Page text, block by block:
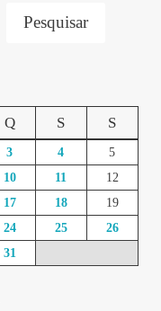
Pesquisar
Q S S
3 4
5
10 11
12
17 18
19
24 25
26
31